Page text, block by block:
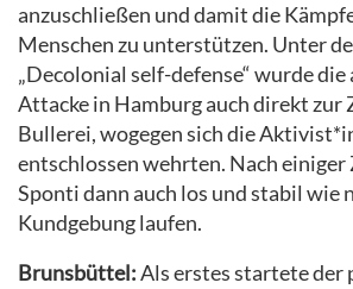
anzuschließen und damit die
Menschen zu unterstützen. Unter
„Decolonial self-defense“ wurde
Attacke in Hamburg auch direkt zur
Bullerei, wogegen sich die
entschlossen wehrten. Nach
Sponti dann auch los und stabil wie
Kundgebung laufen.
Brunsbüttel:Als erstes startete der